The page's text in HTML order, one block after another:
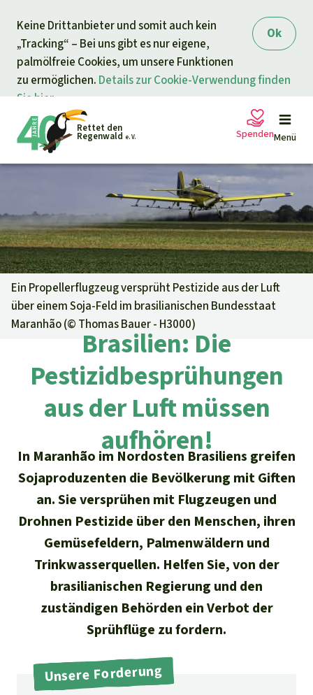
Ok
Keine Drittanbieter und somit auch kein
„Tracking“ – Bei uns gibt es nur eigene,
palmölfreie Cookies, um unsere Funktionen
zu ermöglichen. Details zur Cookie-Verwendung finden
Sie hier.
springen
Rettet den
Regenwald e. V. Menü
Petitionen
Projekte
Informieren
Aktuelles
Erfolge
Alle News
Kids
Newsletter­anmeldung
Unsere Themen
Der Regenwald
Klima
Biodiversität
Schutzgebiete
Biokraftstoff
Tropenholz
Gold
Regenwald Report
Aktuelle Ausgabe
01/2026
04/2025
03/2025
02/2025
01/2025
Erfolge
Shop
Überuns
Über uns
Der Verein
40 Jahre Vereins­geschichte
Häufige Fragen
Jahresberichte
Stiftung
Kontakt
Medien
Presse-Echo
Widget einbinden
Banner einbinden
Freianzeigen
Suche
Deutsch
English
Español
Français
Italiano
Spenden
Ihre Spende hilft
Allgemeine Spende
Dringender Spendenaufruf
Regenwald-Urkunden
Fragen & Antworten
Spendenkonto Rettet den
Regenwald e. V.
DE1143060967 2025054100
GENODEM1GLS
GLS Bank
IBAN kopieren
Spenden für ein Thema
Tierschutz
Waldschutz
Spenden für eine Region
Südostasien
Ein Propellerflugzeug versprüht Pestizide aus der Luft
über einem Soja-Feld im brasilianischen Bundesstaat
Maranhão (© Thomas Bauer - H3000)
Brasilien: Die
Pestizidbesprühungen
aus der Luft müssen
aufhören!
In Maranhão im Nordosten Brasiliens greifen
Sojaproduzenten die Bevölkerung mit Giften
an. Sie versprühen mit Flugzeugen und
Drohnen Pestizide über den Menschen, ihren
Gemüsefeldern, Palmenwäldern und
Trinkwasserquellen. Helfen Sie, von der
brasilianischen Regierung und den
zuständigen Behörden ein Verbot der
Sprühflüge zu fordern.
Unsere Forderung